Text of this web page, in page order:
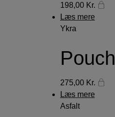
198,00 Kr.
Læs mere
Ykra
Pouch
275,00 Kr.
Læs mere
Asfalt